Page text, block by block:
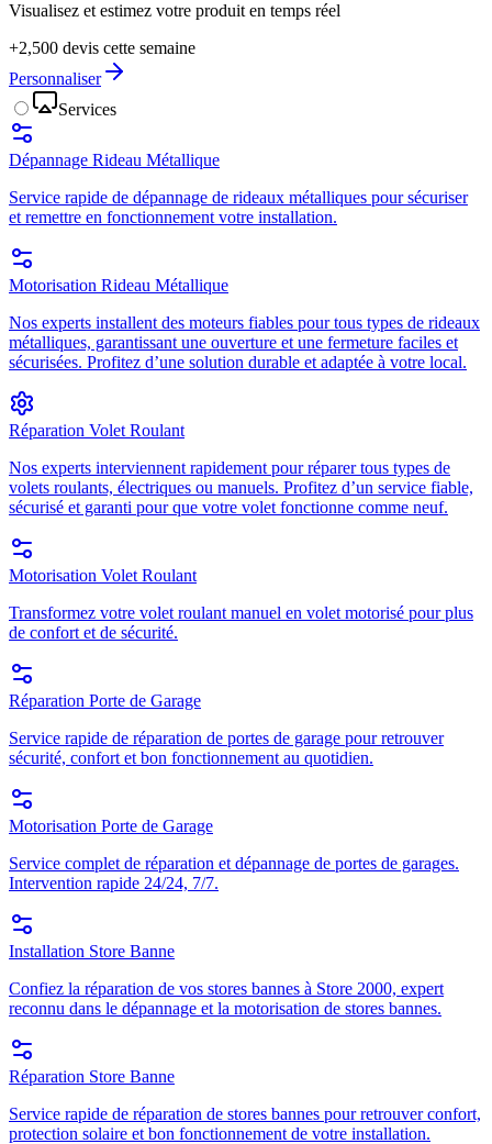
Visualisez et estimez votre produit en temps réel
+2,500 devis cette semaine
Personnaliser
Services
Dépannage Rideau Métallique
Service rapide de dépannage de rideaux métalliques pour sécuriser
et remettre en fonctionnement votre installation.
Motorisation Rideau Métallique
Nos experts installent des moteurs fiables pour tous types de rideaux
métalliques, garantissant une ouverture et une fermeture faciles et
sécurisées. Profitez d’une solution durable et adaptée à votre local.
Réparation Volet Roulant
Nos experts interviennent rapidement pour réparer tous types de
volets roulants, électriques ou manuels. Profitez d’un service fiable,
sécurisé et garanti pour que votre volet fonctionne comme neuf.
Motorisation Volet Roulant
Transformez votre volet roulant manuel en volet motorisé pour plus
de confort et de sécurité.
Réparation Porte de Garage
Service rapide de réparation de portes de garage pour retrouver
sécurité, confort et bon fonctionnement au quotidien.
Motorisation Porte de Garage
Service complet de réparation et dépannage de portes de garages.
Intervention rapide 24/24, 7/7.
Installation Store Banne
Confiez la réparation de vos stores bannes à Store 2000, expert
reconnu dans le dépannage et la motorisation de stores bannes.
Réparation Store Banne
Service rapide de réparation de stores bannes pour retrouver confort,
protection solaire et bon fonctionnement de votre installation.